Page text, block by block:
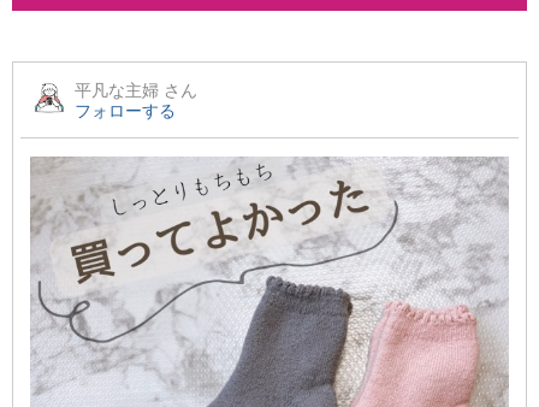
平凡な主婦 さん
フォローする